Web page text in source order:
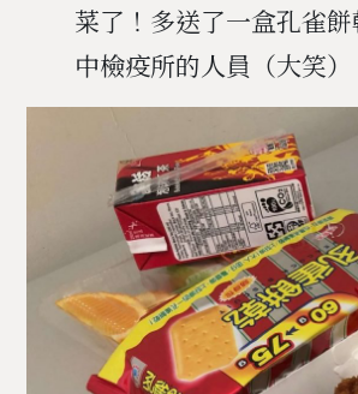
菜了！多送了一盒孔雀
中檢疫所的人員（大笑）